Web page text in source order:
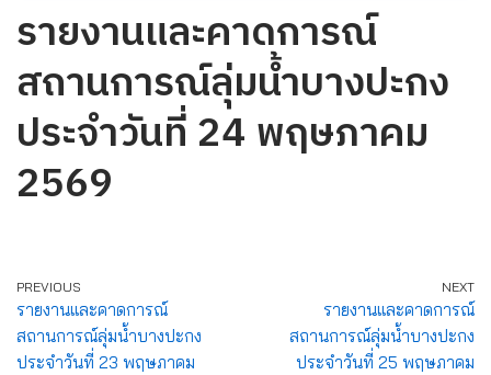
รายงานและคาดการณ์
สถานการณ์ลุ่มน้ำบางปะกง
ประจำวันที่ 24 พฤษภาคม
2569
PREVIOUS
รายงานและคาดการณ์
สถานการณ์ลุ่มน้ำบางปะกง
ประจำวันที่ 23 พฤษภาคม
NEXT
รายงานและคาดการณ์
สถานการณ์ลุ่มน้ำบางปะกง
ประจำวันที่ 25 พฤษภาคม